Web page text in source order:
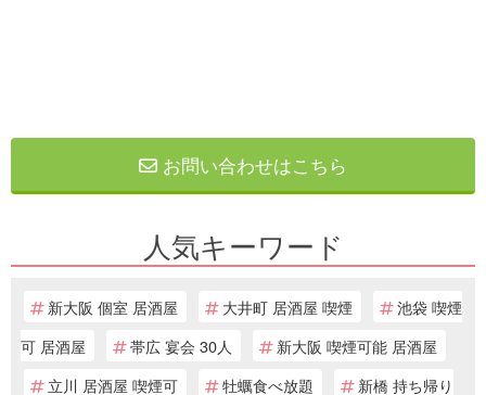
お問い合わせはこちら
人気キーワード
新大阪 個室 居酒屋 大井町 居酒屋 喫煙
池袋 喫煙
可 居酒屋
帯広 宴会 30人
新大阪 喫煙可能 居酒屋
立川 居酒屋 喫煙可
牡蠣食べ放題
新橋 持ち帰り